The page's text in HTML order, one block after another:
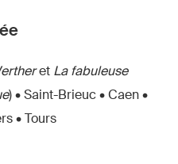
et La fabuleuse
) • Saint-Brieuc • Caen •
• Tours